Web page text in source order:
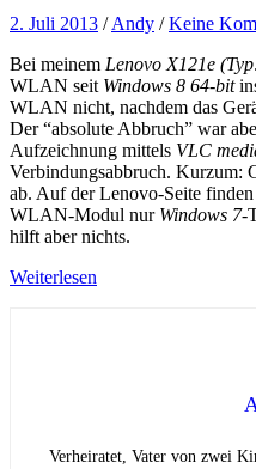
2. Juli 2013 /Andy /Keine
Bei meinem Lenovo X121e
WLAN seit Windows 8 64-bit
WLAN nicht, nachdem das
Der “absolute Abbruch” war
Aufzeichnung mittels VLC
Verbindungsabbruch. Kurzum:
ab. Auf der Lenovo-Seite
WLAN-Modul nur Windows 7-
hilft aber nichts.
Weiterlesen
Verheiratet, Vater von zwei